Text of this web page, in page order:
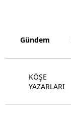
Gündem
KÖŞE
YAZARLARI